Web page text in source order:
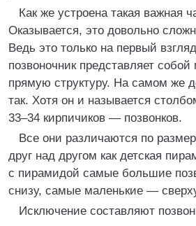
Как же устроена такая важная
Оказывается, это довольно
Ведь это только на первый
позвоночник представляет
прямую структуру. На самом же
так. Хотя он и называется
33–34 кирпичиков — позвонков.
Все они различаются по
друг над другом как детская
с пирамидой самые большие
снизу, самые маленькие —
Исключение составляют